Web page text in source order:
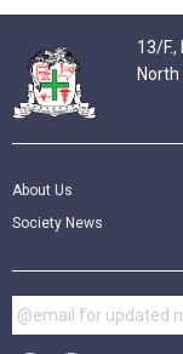
13/
North
About Us
Society News